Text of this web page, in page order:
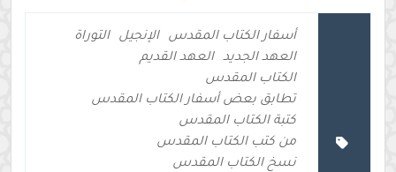
أسفار الكتاب المقدس الإنجيل
التوراة
العهد الجديد
العهد القديم
الكتاب المقدس
تطابق بعض أسفار الكتاب المقدس
كتبة الكتاب المقدس
من كتب الكتاب المقدس
نسخ الكتاب المقدس